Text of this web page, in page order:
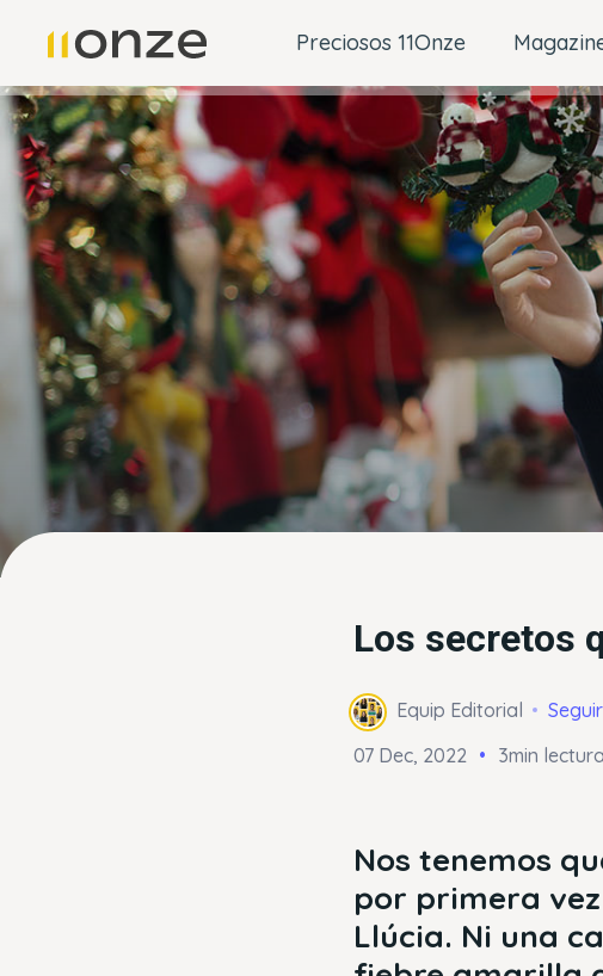
Preciosos 11Onze
Los secretos
Equip Editorial
Seguir
07 Dec, 2022
3min lectura
Nos tenemos
por primera
Llúcia. Ni una